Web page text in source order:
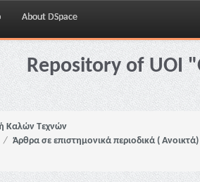
About DSpace
Repository of UOI
Καλών Τεχνών
Άρθρα σε επιστημονικά περιοδικά (